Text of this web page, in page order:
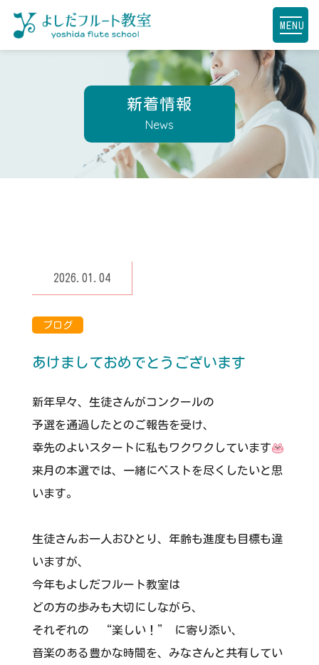
MENU
新着情報
News
2026.01.04
ブログ
あけましておめでとうございます
新年早々、生徒さんがコンクールの
予選を通過したとのご報告を受け、
幸先のよいスタートに私もワクワクしています
来月の本選では、一緒にベストを尽くしたいと思
います。
生徒さんお一人おひとり、年齢も進度も目標も違
いますが、
今年もよしだフルート教室は
どの方の歩みも大切にしながら、
それぞれの “楽しい！” に寄り添い、
音楽のある豊かな時間を、みなさんと共有してい